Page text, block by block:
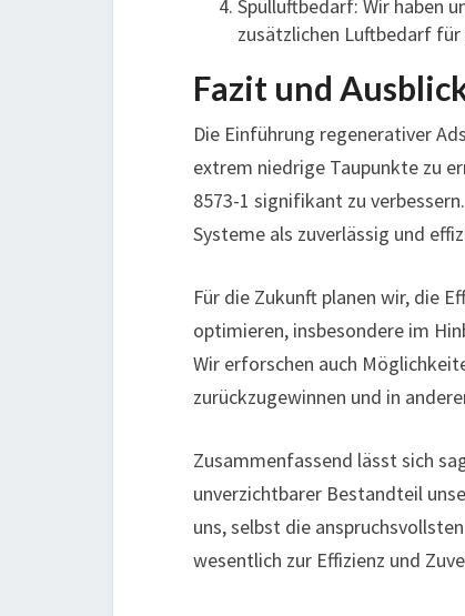
Spülluftbedarf: Wir haben
zusätzlichen Luftbedarf
Fazit und
Die Einführung regenerativer
extrem niedrige Taupunkte zu
8573-1 signifikant zu
Systeme als zuverlässig und
Für die Zukunft planen wir, die
optimieren, insbesondere im
Wir erforschen auch
zurückzugewinnen und in
Zusammenfassend lässt sich
unverzichtbarer Bestandteil
uns, selbst die
wesentlich zur Effizienz und